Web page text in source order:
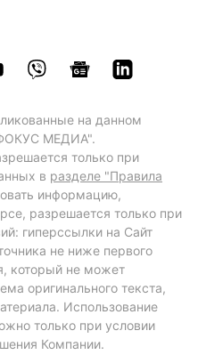
на данном
МЕДИА".
только при
в разделе "Правила
информацию,
разрешается только при
гиперссылки на Сайт
не ниже первого
который не может
оригинального текста,
Использование
только при условии
Компании.